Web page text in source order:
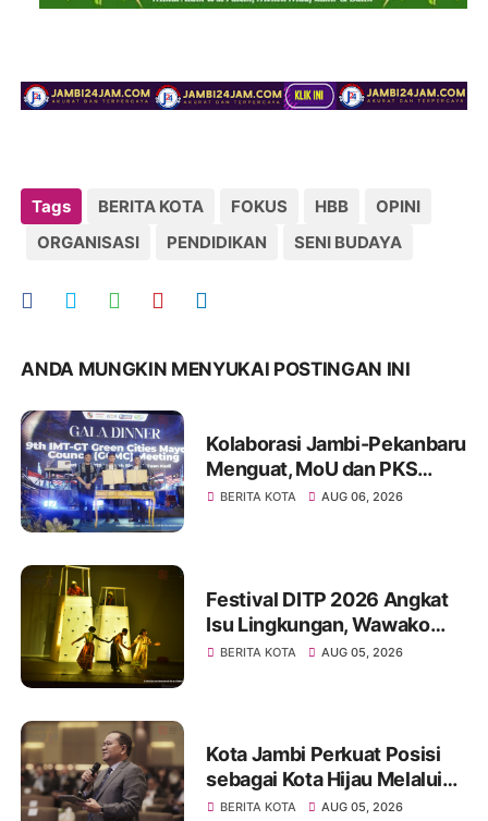
Tags BERITA KOTA FOKUS HBB
OPINI
ORGANISASI
PENDIDIKAN SENI BUDAYA
ANDA MUNGKIN MENYUKAI POSTINGAN INI
Kolaborasi Jambi-Pekanbaru
Menguat, MoU dan PKS
Ditandatangani pada Gala
BERITA KOTA AUG 06, 2026
Festival DITP 2026 Angkat
Isu Lingkungan, Wawako
Diza Apresiasi Karya
BERITA KOTA AUG 05, 2026
Kota Jambi Perkuat Posisi
sebagai Kota Hijau Melalui
Forum Internasional IMT-GT
BERITA KOTA AUG 05, 2026